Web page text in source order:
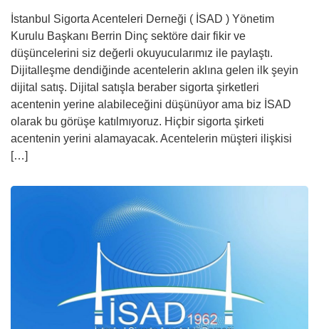
İstanbul Sigorta Acenteleri Derneği ( İSAD ) Yönetim
Kurulu Başkanı Berrin Dinç sektöre dair fikir ve
düşüncelerini siz değerli okuyucularımız ile paylaştı.
Dijitalleşme dendiğinde acentelerin aklına gelen ilk şeyin
dijital satış. Dijital satışla beraber sigorta şirketleri
acentenin yerine alabileceğini düşünüyor ama biz İSAD
olarak bu görüşe katılmıyoruz. Hiçbir sigorta şirketi
acentenin yerini alamayacak. Acentelerin müşteri ilişkisi
[…]